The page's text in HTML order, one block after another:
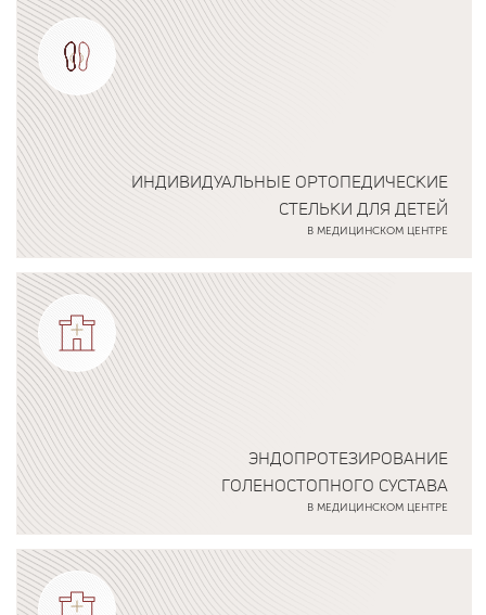
ИНДИВИДУАЛЬНЫЕ ОРТОПЕДИЧЕСКИЕ
СТЕЛЬКИ ДЛЯ ДЕТЕЙ
В МЕДИЦИНСКОМ ЦЕНТРЕ
Подробнее о программе
ЭНДОПРОТЕЗИРОВАНИЕ
ГОЛЕНОСТОПНОГО СУСТАВА
В МЕДИЦИНСКОМ ЦЕНТРЕ
Подробнее о программе